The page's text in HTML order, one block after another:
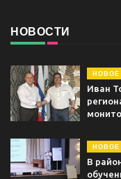
НОВОСТИ
НОВОЕ
Иван
НОВОЕ
В